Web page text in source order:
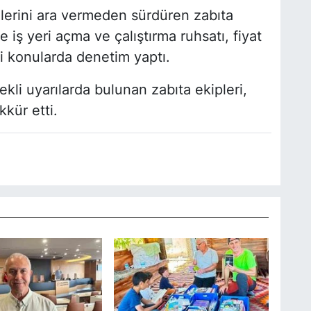
ara vermeden sürdüren zabıta
iş yeri açma ve çalıştırma ruhsatı, fiyat
denetim yaptı.
uyarılarda bulunan zabıta ekipleri,
etti.